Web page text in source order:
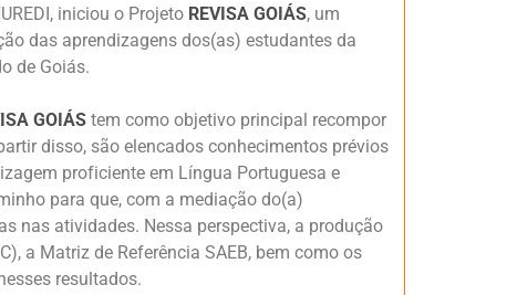
iniciou o Projeto REVISA GOIÁS, um
das aprendizagens dos(as) estudantes da
de Goiás.
GOIÁS tem como objetivo principal recompor
disso, são elencados conhecimentos prévios
proficiente em Língua Portuguesa e
para que, com a mediação do(a)
nas atividades. Nessa perspectiva, a produção
a Matriz de Referência SAEB, bem como os
resultados.